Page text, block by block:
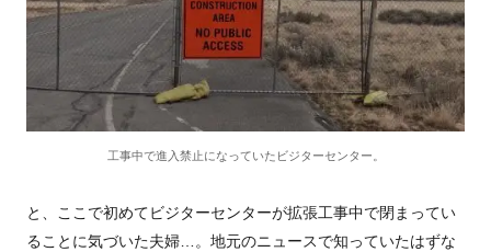
工事中で進入禁止になっていたビジターセンター。
と、ここで初めてビジターセンターが拡張工事中で閉まってい
ることに気づいた夫婦…。地元のニュースで知っていたはずな